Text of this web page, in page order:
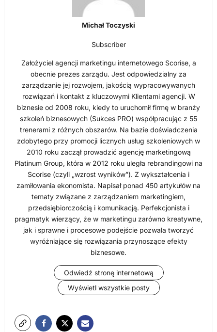
Michał Toczyski
Subscriber
Założyciel agencji marketingu internetowego Scorise, a
obecnie prezes zarządu. Jest odpowiedzialny za
zarządzanie jej rozwojem, jakością wypracowywanych
rozwiązań i kontakt z kluczowymi Klientami agencji. W
biznesie od 2008 roku, kiedy to uruchomił firmę w branży
szkoleń biznesowych (Sukces PRO) współpracując z 55
trenerami z różnych obszarów. Na bazie doświadczenia
zdobytego przy promocji licznych usług szkoleniowych w
2010 roku zaczął prowadzić agencję marketingową
Platinum Group, która w 2012 roku uległa rebrandingowi na
Scorise (czyli „wzrost wyników”). Z wykształcenia i
zamiłowania ekonomista. Napisał ponad 450 artykułów na
tematy związane z zarządzaniem marketingiem,
przedsiębiorczością i komunikacją. Perfekcjonista i
pragmatyk wierzący, że w marketingu zarówno kreatywne,
jak i sprawne i procesowe podejście pozwala tworzyć
wyróżniające się rozwiązania przynoszące efekty
biznesowe.
Odwiedź stronę internetową
Wyświetl wszystkie posty